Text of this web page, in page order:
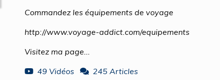
Commandez les équipements de voyage
http://www.voyage-addict.com/equipements
Visitez ma page...
49 Vidéos
245 Articles